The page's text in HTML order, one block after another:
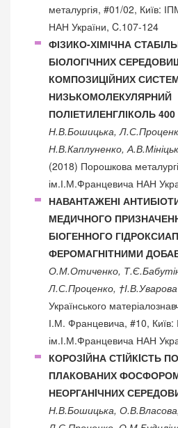
металургія, #01/02, Київ:
НАН України, C.107-124
ФІЗИКО-ХІМІЧНА
БІОЛОГІЧНИХ
КОМПОЗИЦІЙНИХ
НИЗЬКОМОЛЕКУЛЯРНИЙ
ПОЛІЕТИЛЕНГЛІКОЛЬ 400
Н.В.Бошицька,
Н.В.Каплуненко,
(2018) Порошкова
ім.І.М.Францевича НАН
НАВАНТАЖЕНІ
МЕДИЧНОГО
БІОГЕННОГО
ФЕРОМАГНІТНИМИ
О.М.Отиченко,
Л.С.Проценко, †І.В.Уварова
Українського
І.М. Францевича, #10, Київ:
ім.І.М.Францевича НАН
КОРОЗIЙНА СТIЙКIСТЬ
ПЛАКОВАНИХ
НЕОРГАНIЧНИХ
Н.В.Бошицька,